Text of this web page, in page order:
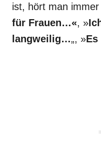
ist, hört man
für Frauen…«, »
langweilig…„, »